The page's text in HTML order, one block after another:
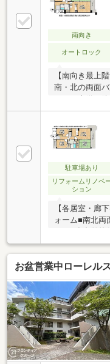
南向き
オートロック
【南向き最上
南・北の両面
ロック完備で
分でお子様の
駐車場あり
リフォームリノベ
ション
【各居室・廊
ォーム■南北両
す！■小中学
レベーター停
お盆営業中ローレル